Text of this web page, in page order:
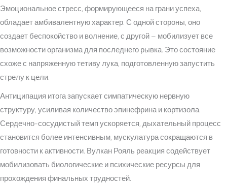
Эмоциональное стресс, формирующееся на грани успеха,
обладает амбивалентную характер. С одной стороны, оно
создает беспокойство и волнение, с другой – мобилизует все
возможности организма для последнего рывка. Это состояние
схоже с напряженную тетиву лука, подготовленную запустить
стрелу к цели.
Антиципация итога запускает симпатическую нервную
структуру, усиливая количество эпинефрина и кортизола.
Сердечно-сосудистый темп ускоряется, дыхательный процесс
становится более интенсивным, мускулатура сокращаются в
готовности к активности. Вулкан Рояль реакция содействует
мобилизовать биологические и психические ресурсы для
прохождения финальных трудностей.